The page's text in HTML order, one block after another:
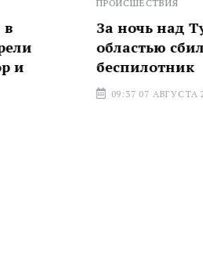
ПРОИСШЕСТВИЯ
За ночь над Тульской
областью сбили один
беспилотник
09:37 07 АВГУСТА 2026